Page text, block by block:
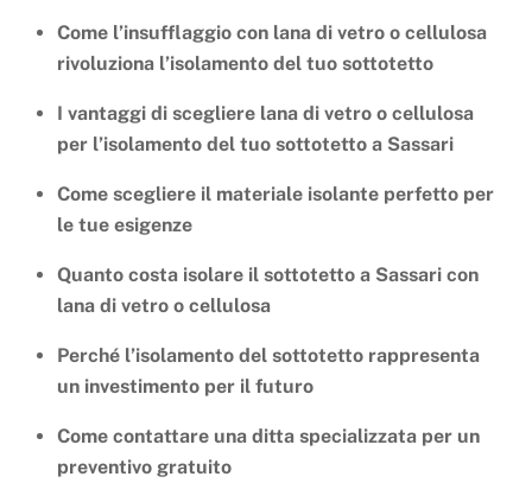
Come l’insufflaggio con lana di vetro o cellulosa
rivoluziona l’isolamento del tuo sottotetto
I vantaggi di scegliere lana di vetro o cellulosa
per l’isolamento del tuo sottotetto a Sassari
Come scegliere il materiale isolante perfetto per
le tue esigenze
Quanto costa isolare il sottotetto a Sassari con
lana di vetro o cellulosa
Perché l’isolamento del sottotetto rappresenta
un investimento per il futuro
Come contattare una ditta specializzata per un
preventivo gratuito